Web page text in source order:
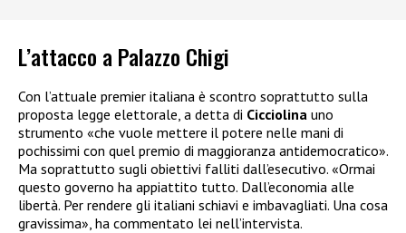
L’attacco a Palazzo Chigi
Con l’attuale premier italiana è scontro soprattutto sulla
proposta legge elettorale, a detta di Cicciolina uno
strumento «che vuole mettere il potere nelle mani di
pochissimi con quel premio di maggioranza antidemocratico».
Ma soprattutto sugli obiettivi falliti dall’esecutivo. «Ormai
questo governo ha appiattito tutto. Dall’economia alle
libertà. Per rendere gli italiani schiavi e imbavagliati. Una cosa
gravissima», ha commentato lei nell’intervista.